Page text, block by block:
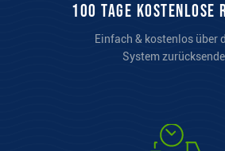
100 Tage kostenlose
Einfach & kostenlos über
System